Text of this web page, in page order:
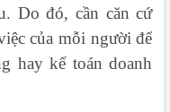
Do đó, cần căn cứ
của mỗi người để
hay kế toán doanh